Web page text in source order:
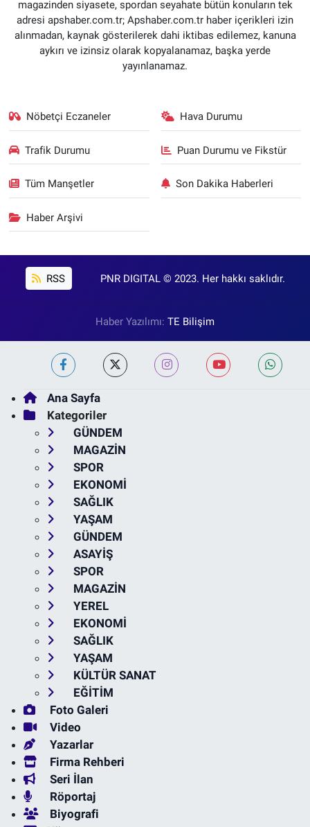
magazinden siyasete, spordan seyahate bütün konuların tek
adresi apshaber.com.tr; Apshaber.com.tr haber içerikleri izin
alınmadan, kaynak gösterilerek dahi iktibas edilemez, kanuna
aykırı ve izinsiz olarak kopyalanamaz, başka yerde
yayınlanamaz.
Nöbetçi Eczaneler Hava Durumu
Trafik Durumu Puan Durumu ve Fikstür
Tüm Manşetler Son Dakika Haberleri
Haber Arşivi
RSS PNR DIGITAL © 2023. Her hakkı saklıdır.
Haber Yazılımı: TE Bilişim
Ana Sayfa
Kategoriler
GÜNDEM
MAGAZİN
SPOR
EKONOMİ
SAĞLIK
YAŞAM
GÜNDEM
ASAYİŞ
SPOR
MAGAZİN
YEREL
EKONOMİ
SAĞLIK
YAŞAM
KÜLTÜR SANAT
EĞİTİM
Foto Galeri
Video
Yazarlar
Firma Rehberi
Seri İlan
Röportaj
Biyografi